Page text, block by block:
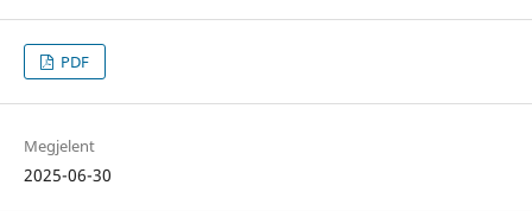
PDF
Megjelent
2025-06-30